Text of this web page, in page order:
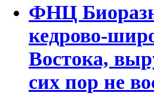
ФНЦ
кедрово-
Востока,
сих пор не